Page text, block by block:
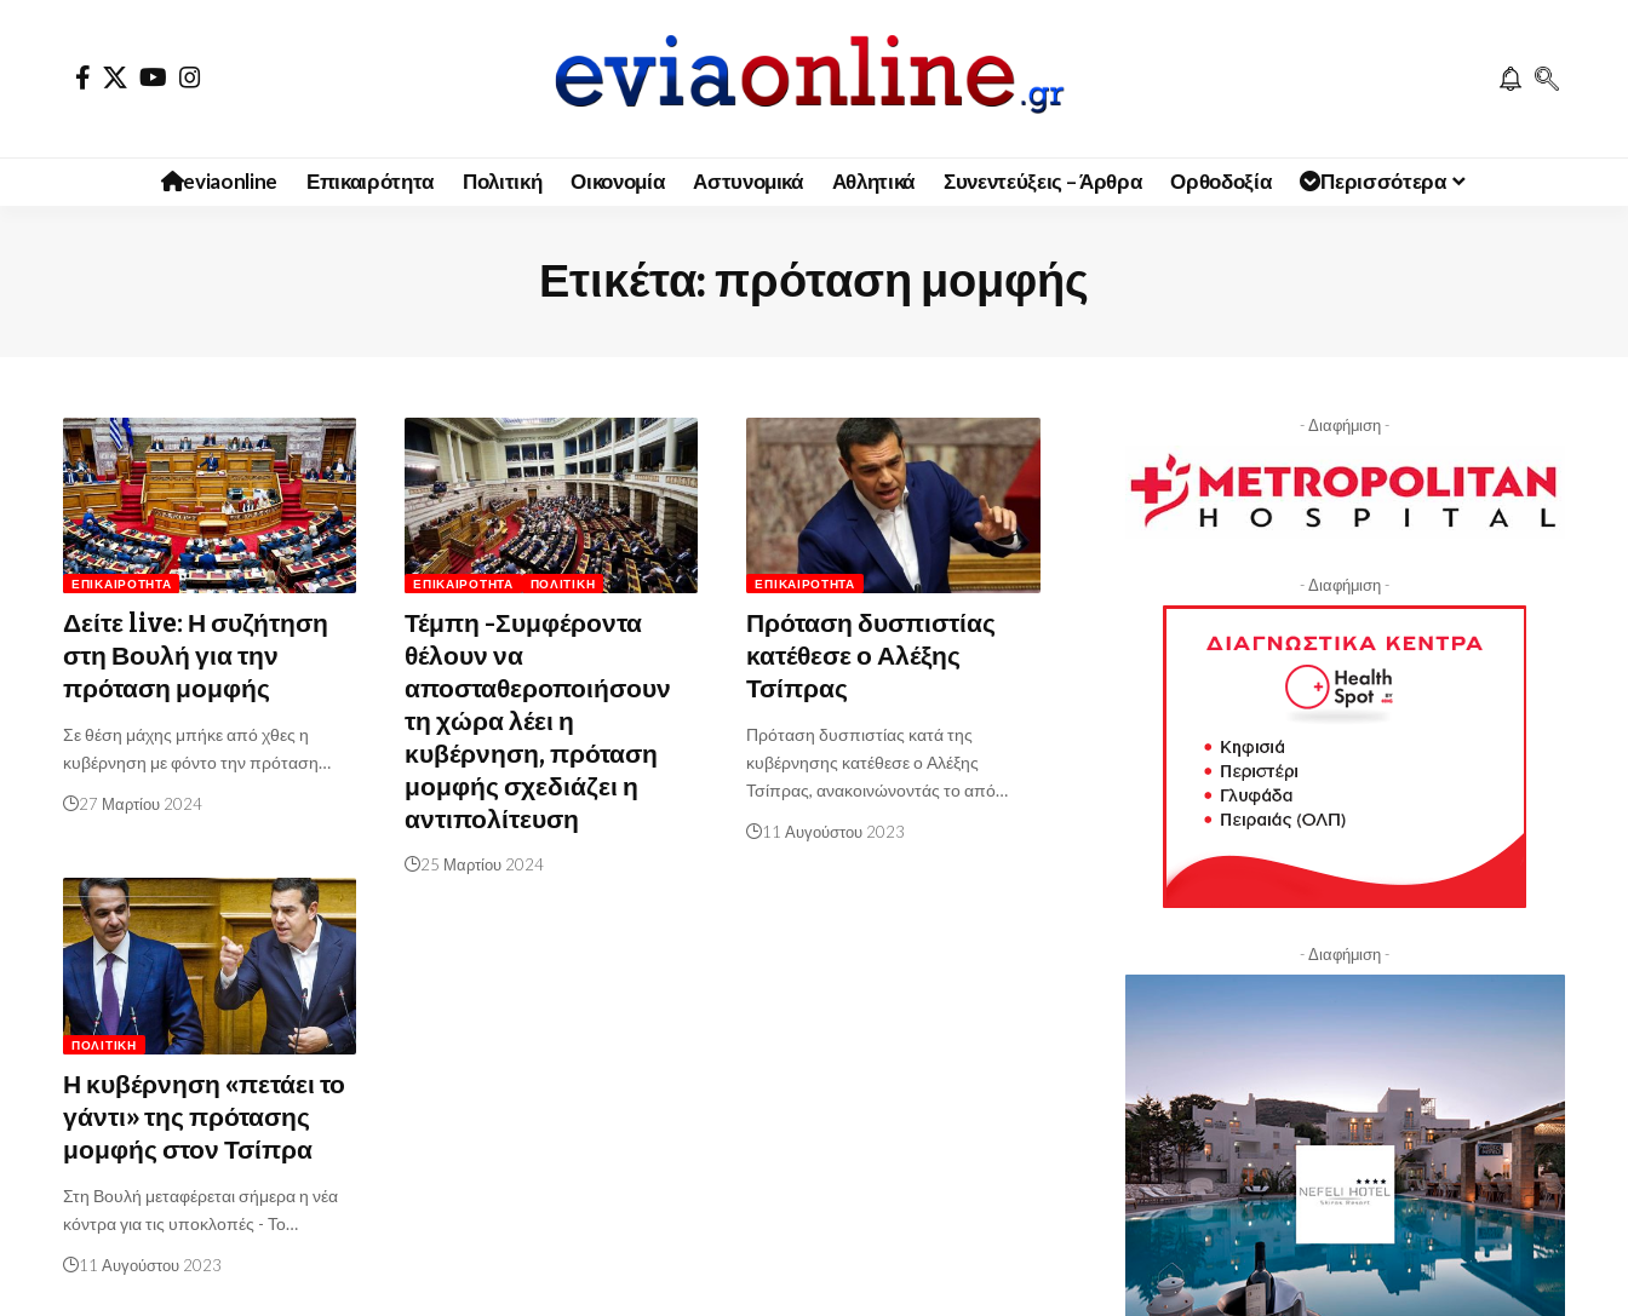
eviaonline Επικαιρότητα Πολιτική Οικονομία Αστυνομικά Αθλητικά Συνεντεύξεις – Άρθρα Ορθοδοξία Περισσότερα
Ετικέτα:πρόταση μομφής
ΕΠΙΚΑΙΡΌΤΗΤΑ
Δείτε live: Η συζήτηση
στη Βουλή για την
πρόταση μομφής
Σε θέση μάχης μπήκε από χθες η
κυβέρνηση με φόντο την πρόταση…
27 Μαρτίου 2024
ΕΠΙΚΑΙΡΌΤΗΤΑ ΠΟΛΙΤΙΚΉ
Τέμπη -Συμφέροντα
θέλουν να
αποσταθεροποιήσουν
τη χώρα λέει η
κυβέρνηση, πρόταση
μομφής σχεδιάζει η
αντιπολίτευση
25 Μαρτίου 2024
ΕΠΙΚΑΙΡΌΤΗΤΑ
Πρόταση δυσπιστίας
κατέθεσε ο Αλέξης
Τσίπρας
Πρόταση δυσπιστίας κατά της
κυβέρνησης κατέθεσε ο Αλέξης
Τσίπρας, ανακοινώνοντάς το από…
11 Αυγούστου 2023
ΠΟΛΙΤΙΚΉ
Η κυβέρνηση «πετάει το
γάντι» της πρότασης
μομφής στον Τσίπρα
Στη Βουλή μεταφέρεται σήμερα η νέα
κόντρα για τις υποκλοπές - Το…
11 Αυγούστου 2023
- Διαφήμιση -
- Διαφήμιση -
- Διαφήμιση -